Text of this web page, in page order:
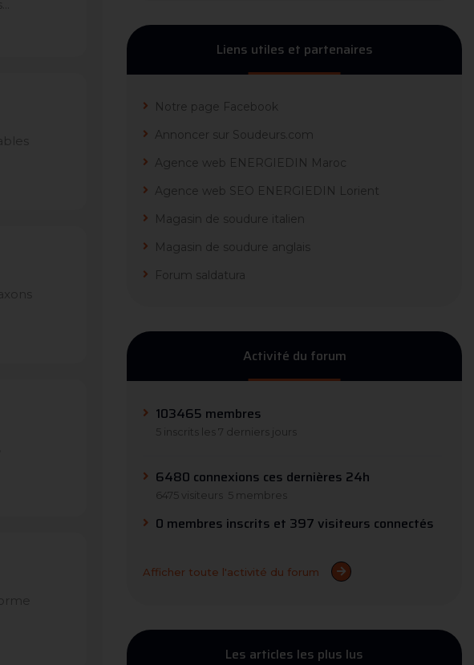
Liens utiles et partenaires
Notre page Facebook
Annoncer sur Soudeurs.com
Agence web ENERGIEDIN Maroc
Agence web SEO ENERGIEDIN Lorient
Magasin de soudure italien
Magasin de soudure anglais
Forum saldatura
Activité du forum
103465 membres
5 inscrits les 7 derniers jours
6480 connexions ces dernières 24h
6475 visiteurs 5 membres
0 membres inscrits et 397 visiteurs connectés
Afficher toute l'activité du forum
Les articles les plus lus